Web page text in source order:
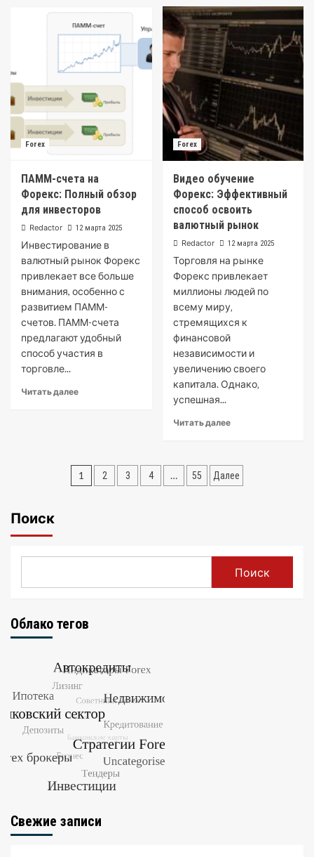
Forex
ПАММ-счета на
Форекс: Полный обзор
для инвесторов
Redactor 12 марта 2025
Инвестирование в
валютный рынок Форекс
привлекает все больше
внимания, особенно с
развитием ПАММ-
счетов. ПАММ-счета
предлагают удобный
способ участия в
торговле...
Читать далее
Forex
Видео обучение
Форекс: Эффективный
способ освоить
валютный рынок
Redactor 12 марта 2025
Торговля на рынке
Форекс привлекает
миллионы людей по
всему миру‚
стремящихся к
финансовой
независимости и
увеличению своего
капитала. Однако‚
успешная...
Читать далее
Пагинация
1 2 3 4 … 55 Далее
Поиск
Поиск
Облако тегов
Свежие записи